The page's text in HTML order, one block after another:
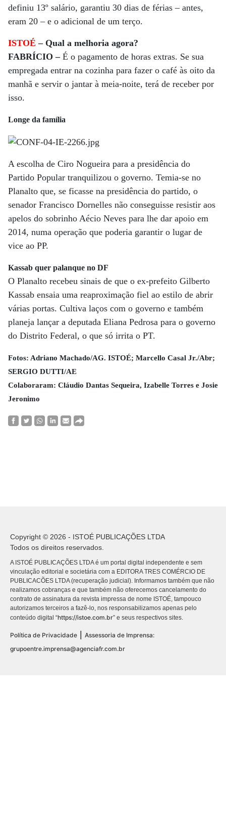
definiu 13º salário, garantiu 30 dias de férias – antes,
eram 20 – e o adicional de um terço.
ISTOÉ – Qual a melhoria agora?
FABRÍCIO–É o pagamento de horas extras. Se sua
empregada entrar na cozinha para fazer o café às oito da
manhã e servir o jantar à meia-noite, terá de receber por
isso.
Longe da família
A escolha de Ciro Nogueira para a presidência do
Partido Popular tranquilizou o governo. Temia-se no
Planalto que, se ficasse na presidência do partido, o
senador Francisco Dornelles não conseguisse resistir aos
apelos do sobrinho Aécio Neves para lhe dar apoio em
2014, numa operação que poderia garantir o lugar de
vice ao PP.
Kassab quer palanque no DF
O Planalto recebeu sinais de que o ex-prefeito Gilberto
Kassab ensaia uma reaproximação fiel ao estilo de abrir
várias portas. Cultiva laços com o governo e também
planeja lançar a deputada Eliana Pedrosa para o governo
do Distrito Federal, o que só irrita o PT.
Fotos: Adriano Machado/AG. ISTOÉ; Marcello Casal Jr./Abr;
SERGIO DUTTI/AE
Colaboraram: Cláudio Dantas Sequeira, Izabelle Torres e Josie
Jeronimo
Copyright © 2026 - ISTOÉ PUBLICAÇÕES LTDA
Todos os direitos reservados.
A ISTOÉ PUBLICAÇÕES LTDA é um portal digital independente e sem
vinculação editorial e societária com a EDITORA TRES COMÉRCIO DE
PUBLICACÕES LTDA (recuperação judicial). Informamos também que não
realizamos cobranças e que também não oferecemos cancelamento do
contrato de assinatura da revista impressa de nome ISTOÉ, tampouco
autorizamos terceiros a fazê-lo, nos responsabilizamos apenas pelo
conteúdo digital “https://istoe.com.br” e seus respectivos sites.
Política de Privacidade | Assessoria de Imprensa:
grupoentre.imprensa@agenciafr.com.br